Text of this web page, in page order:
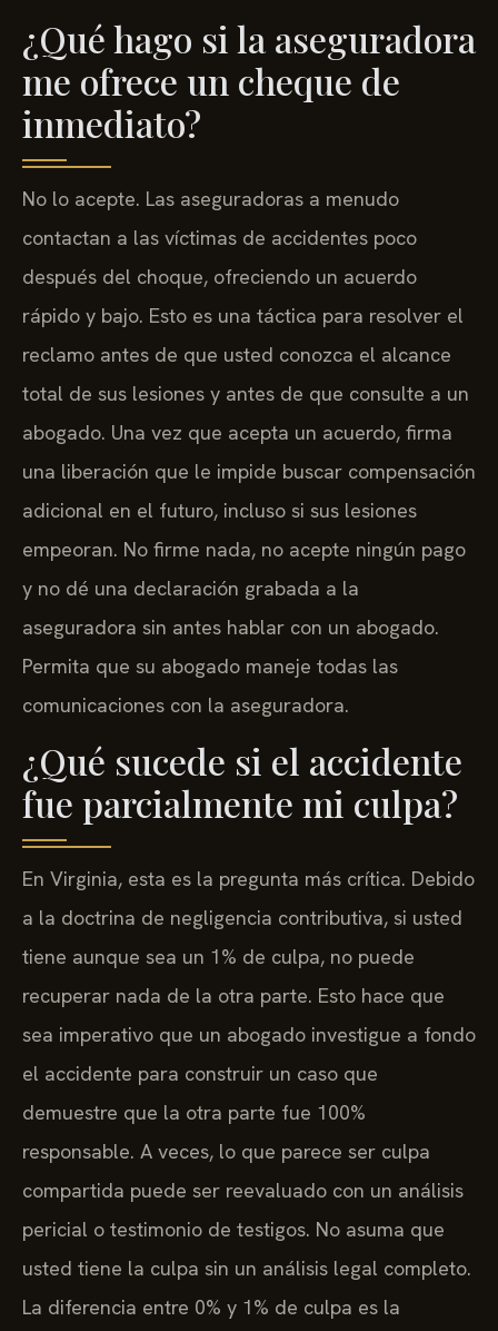
¿Qué hago si la aseguradora
me ofrece un cheque de
inmediato?
No lo acepte. Las aseguradoras a menudo
contactan a las víctimas de accidentes poco
después del choque, ofreciendo un acuerdo
rápido y bajo. Esto es una táctica para resolver el
reclamo antes de que usted conozca el alcance
total de sus lesiones y antes de que consulte a un
abogado. Una vez que acepta un acuerdo, firma
una liberación que le impide buscar compensación
adicional en el futuro, incluso si sus lesiones
empeoran. No firme nada, no acepte ningún pago
y no dé una declaración grabada a la
aseguradora sin antes hablar con un abogado.
Permita que su abogado maneje todas las
comunicaciones con la aseguradora.
¿Qué sucede si el accidente
fue parcialmente mi culpa?
En Virginia, esta es la pregunta más crítica. Debido
a la doctrina de negligencia contributiva, si usted
tiene aunque sea un 1% de culpa, no puede
recuperar nada de la otra parte. Esto hace que
sea imperativo que un abogado investigue a fondo
el accidente para construir un caso que
demuestre que la otra parte fue 100%
responsable. A veces, lo que parece ser culpa
compartida puede ser reevaluado con un análisis
pericial o testimonio de testigos. No asuma que
usted tiene la culpa sin un análisis legal completo.
La diferencia entre 0% y 1% de culpa es la